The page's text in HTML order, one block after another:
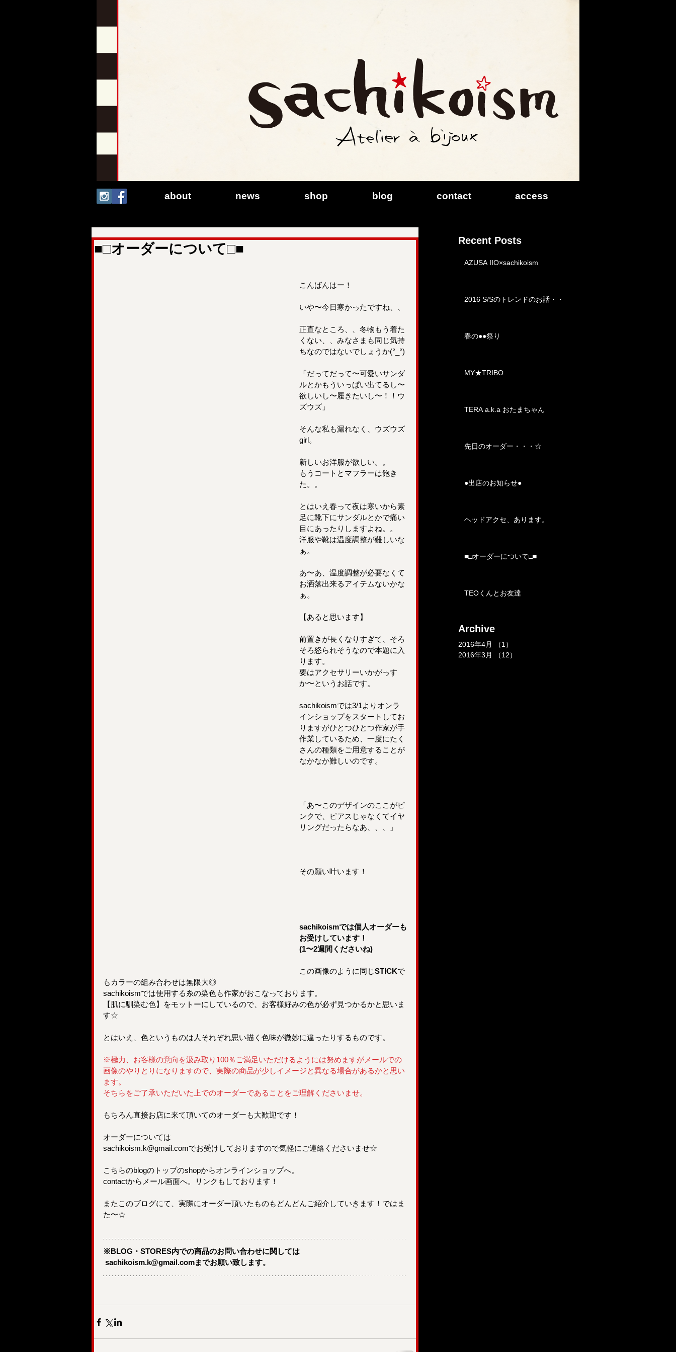
about news shop blog contact access
■□オーダーについて□■
こんばんはー！
いや〜今日寒かったですね、、
正直なところ、、冬物もう着た
くない、、みなさまも同じ気持
ちなのではないでしょうか(°_°)
「だってだって〜可愛いサンダ
ルとかもういっぱい出てるし〜
欲しいし〜履きたいし〜！！ウ
ズウズ」
そんな私も漏れなく、ウズウズ
girl。
新しいお洋服が欲しい。。
もうコートとマフラーは飽き
た。。
とはいえ春って夜は寒いから素
足に靴下にサンダルとかで痛い
目にあったりしますよね。。
洋服や靴は温度調整が難しいな
ぁ。
あ〜あ、温度調整が必要なくて
お洒落出来るアイテムないかな
ぁ。
【あると思います】
前置きが長くなりすぎて、そろ
そろ怒られそうなので本題に入
ります。
要はアクセサリーいかがっす
か〜というお話です。
sachikoismでは3/1よりオンラ
インショップをスタートし​​てお
りますがひとつひとつ作家が手
作業しているため、一度にたく
さんの種類をご用意することが
なかなか難しいのです。
「あ〜このデザインのここがピ
ンクで、ピアスじゃなくてイヤ
リングだったらなあ、、、」
その願い叶います！
sachikoismでは個人オーダーも
お受けしています！
(1〜2週間くださいね)
この画像のように同じSTICKで
もカラーの組み合わせは無限大◎
sachikoismでは使用する糸の染色も作家がおこなっております。
【肌に馴染む色】をモットーにしているので、お客様好みの色が必ず見つかるかと思いま
す☆
とはいえ、色というものは人それぞれ思い描く色味が微妙に違ったりするものです。
※極力、お客様の意向を汲み取り100％ご満足いただけるようには努めますがメールでの
画像のやりとりになりますので、実際の商品が少しイメージと異なる場合があるかと思い
ます。
そちらをご了承いただいた上でのオーダーであることをご理解くださいませ。
もちろん直接お店に来て頂いてのオーダーも大歓迎です！
オーダーについては
sachikoism.k@gmail.comでお受けしておりますので気軽にご連絡くださいませ☆
こちらのblogのトップのshopからオンラインショップへ。
contactからメール画面へ。リンクもしております！
またこのブログにて、実際にオーダー頂いたものもどんどんご紹介していきます！ではま
た〜☆
※BLOG・STORES内での商品のお問い合わせに関しては
sachikoism.k@gmail.comまでお願い致します。
Recent Posts
AZUSA IIO×sachikoism
2016 S/Sのトレンドのお話・・
春の●●祭り
MY★TRIBO
TERA a.k.a おたまちゃん
先日のオーダー・・・☆
●出店のお知らせ●
ヘッドアクセ、あります。
■□オーダーについて□■
TEOくんとお友達
Archive
2016年4月 （1）
2016年3月
（12）